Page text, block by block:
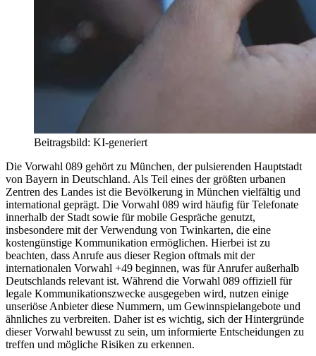
Beitragsbild: KI-generiert
Die Vorwahl 089 gehört zu München, der pulsierenden Hauptstadt
von Bayern in Deutschland. Als Teil eines der größten urbanen
Zentren des Landes ist die Bevölkerung in München vielfältig und
international geprägt. Die Vorwahl 089 wird häufig für Telefonate
innerhalb der Stadt sowie für mobile Gespräche genutzt,
insbesondere mit der Verwendung von Twinkarten, die eine
kostengünstige Kommunikation ermöglichen. Hierbei ist zu
beachten, dass Anrufe aus dieser Region oftmals mit der
internationalen Vorwahl +49 beginnen, was für Anrufer außerhalb
Deutschlands relevant ist. Während die Vorwahl 089 offiziell für
legale Kommunikationszwecke ausgegeben wird, nutzen einige
unseriöse Anbieter diese Nummern, um Gewinnspielangebote und
ähnliches zu verbreiten. Daher ist es wichtig, sich der Hintergründe
dieser Vorwahl bewusst zu sein, um informierte Entscheidungen zu
treffen und mögliche Risiken zu erkennen.